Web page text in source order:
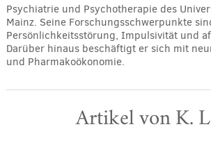
Psychiatrie und Psychotherapie des
Mainz. Seine Forschungsschwerpunkte
Persönlichkeitsstörung, Impulsivität und
Darüber hinaus beschäftigt er sich mit
und Pharmakoökonomie.
Artikel von K.